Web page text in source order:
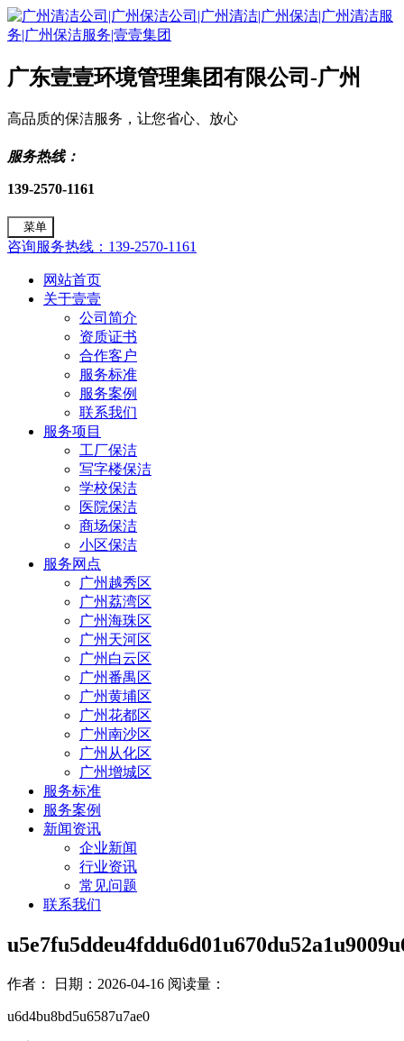
广东壹壹环境管理集团有限公司-广州
高品质的保洁服务，让您省心、放心
服务热线：
139-2570-1161
菜单
咨询服务热线：139-2570-1161
网站首页
关于壹壹
公司简介
资质证书
合作客户
服务标准
服务案例
联系我们
服务项目
工厂保洁
写字楼保洁
学校保洁
医院保洁
商场保洁
小区保洁
服务网点
广州越秀区
广州荔湾区
广州海珠区
广州天河区
广州白云区
广州番禺区
广州黄埔区
广州花都区
广州南沙区
广州从化区
广州增城区
服务标准
服务案例
新闻资讯
企业新闻
行业资讯
常见问题
联系我们
作者： 日期：2026-04-16 阅读量：
u6d4bu8bd5u6587u7ae0